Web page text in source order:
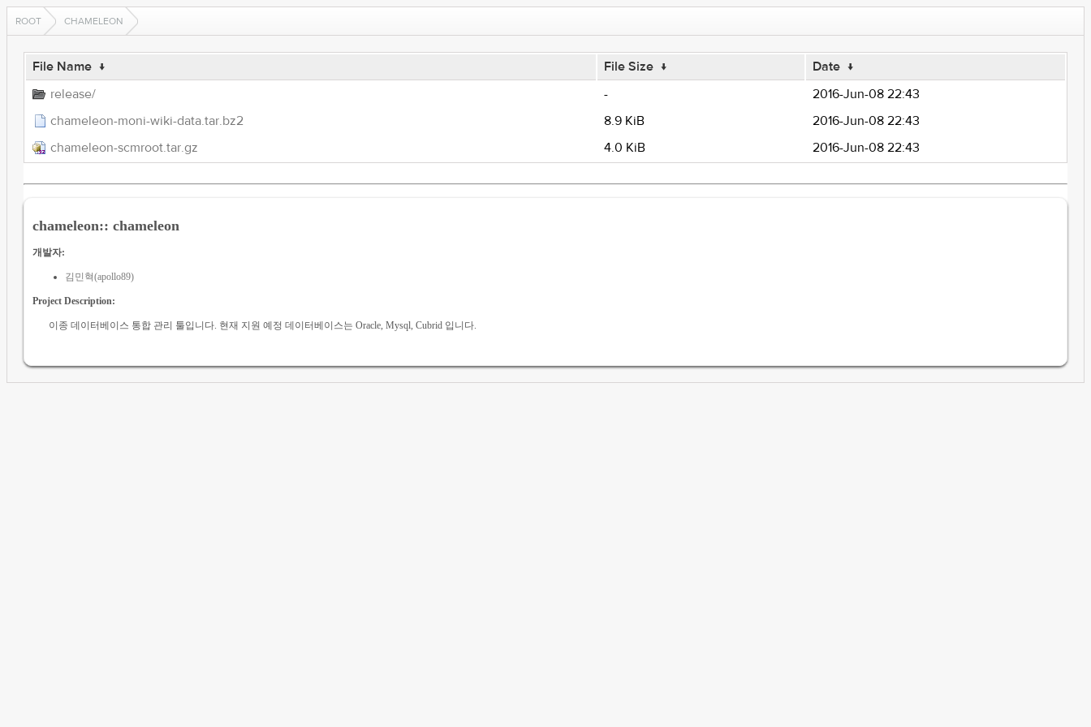
ROOT CHAMELEON
File Name ↓ File Size ↓ Date ↓
release/
-
2016-Jun-08 22:43
chameleon-moni-wiki-data.tar.bz2
8.9 KiB
2016-Jun-08 22:43
chameleon-scmroot.tar.gz
4.0 KiB 2016-Jun-08 22:43
chameleon:: chameleon
개발자:
김민혁(apollo89)
Project Description:
이종 데이터베이스 통합 관리 툴입니다. 현재 지원 예정 데이터베이스는 Oracle, Mysql, Cubrid 입니다.